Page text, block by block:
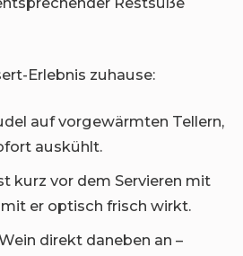
Erlebnis zuhause:
auf vorgewärmten Tellern,
auskühlt.
kurz vor dem Servieren mit
er optisch frisch wirkt.
direkt daneben an –